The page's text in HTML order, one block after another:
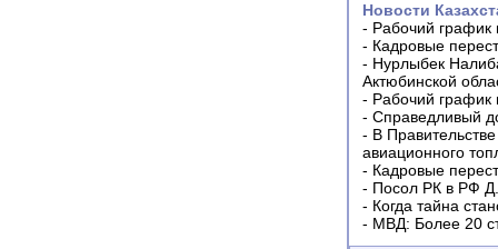
Новости
- Рабочий график
- Кадровые
- Нурлыбек
Актюбинской
- Рабочий график
- Справедливый
- В
авиационного
- Кадровые
- Посол РК в РФ
- Когда тайна
- МВД: Более 20